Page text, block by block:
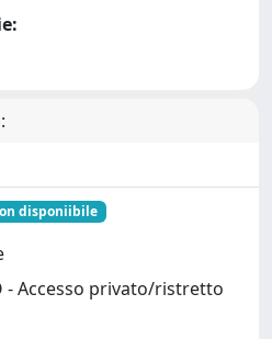
disponiibile
- Accesso privato/ristretto